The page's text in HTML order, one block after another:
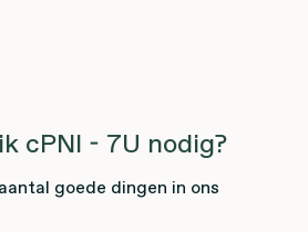
cPNI - 7U nodig?
goede dingen in ons